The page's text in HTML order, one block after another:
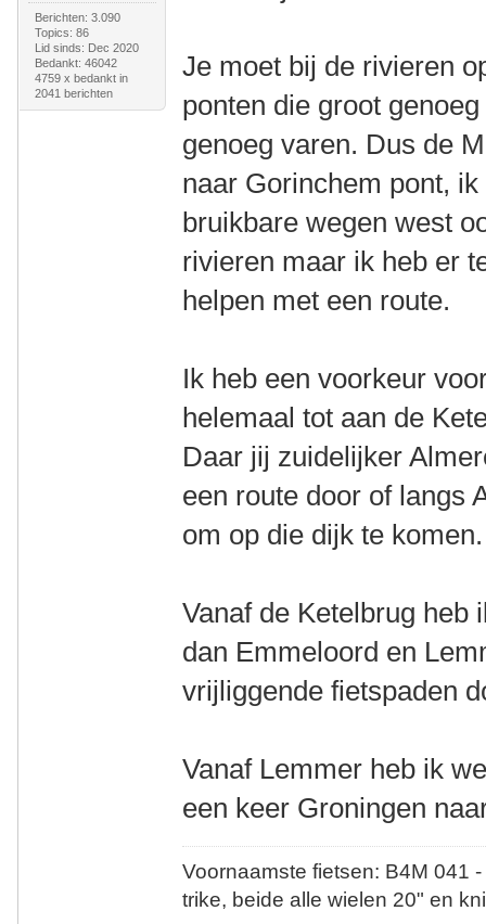
Berichten: 3.090
Topics: 86
Lid sinds: Dec 2020
Bedankt: 46042
4759 x bedankt in
2041 berichten
Je moet bij de rivieren
ponten die groot
genoeg varen. Dus de
naar Gorinchem pont,
bruikbare wegen west
rivieren maar ik heb er
helpen met een route.
Ik heb een voorkeur
helemaal tot aan de
Daar jij zuidelijker
een route door of langs
om op die dijk te komen.
Vanaf de Ketelbrug heb
dan Emmeloord en
vrijliggende fietspaden
Vanaf Lemmer heb ik
een keer Groningen
Voornaamste fietsen: B4M
trike, beide alle wielen 20" en